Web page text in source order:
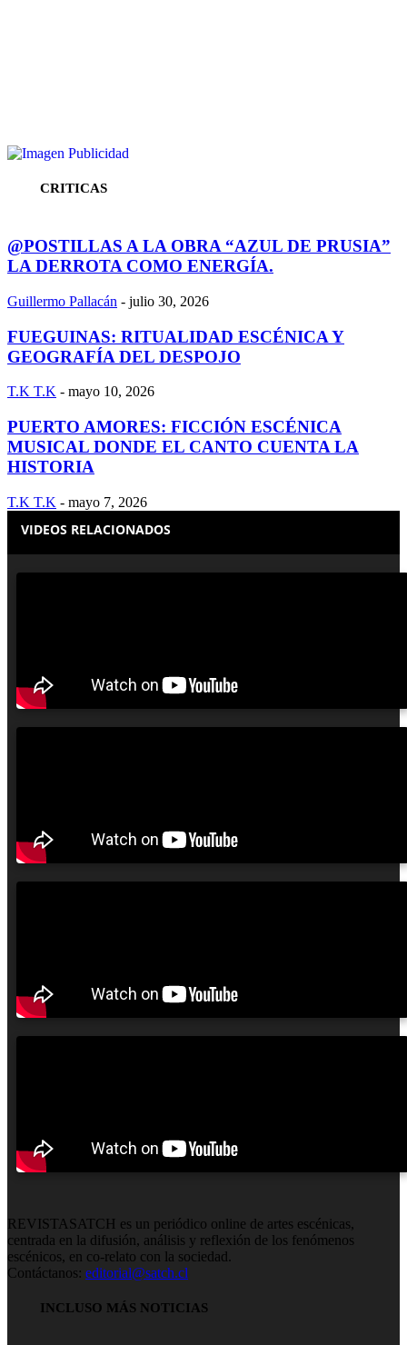
CRITICAS
@POSTILLAS A LA OBRA “AZUL DE PRUSIA”
LA DERROTA COMO ENERGÍA.
Guillermo Pallacán - julio 30, 2026
FUEGUINAS: RITUALIDAD ESCÉNICA Y
GEOGRAFÍA DEL DESPOJO
T.K T.K - mayo 10, 2026
PUERTO AMORES: FICCIÓN ESCÉNICA
MUSICAL DONDE EL CANTO CUENTA LA
HISTORIA
T.K T.K - mayo 7, 2026
VIDEOS RELACIONADOS
REVISTASATCH es un periódico online de artes escénicas,
centrada en la difusión, análisis y reflexión de los fenómenos
escénicos, en co-relato con la sociedad.
Contáctanos: editorial@satch.cl
INCLUSO MÁS NOTICIAS